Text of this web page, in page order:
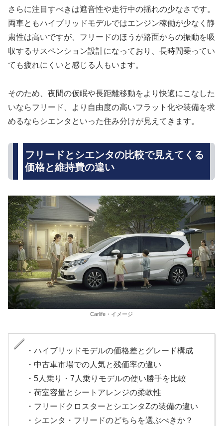
さらに注目すべきは遮音性や走行中の揺れの少なさです。
両車ともハイブリッドモデルではエンジン稼働が少なく静
粛性は高いですが、フリードのほうが路面からの振動を吸
収するサスペンション設計になっており、長時間乗ってい
ても疲れにくいと感じる人もいます。
そのため、夜間の仮眠や長距離移動をより快適にこなした
いならフリード、より自由度の高いフラット化や装備を求
めるならシエンタといった住み分けが見えてきます。
フリードとシエンタの比較で見えてくる
価格と維持費の違い
Carlife・イメージ
・ハイブリッドモデルの価格差とグレード構成
・中古車市場での人気と残価率の違い
・5人乗り・7人乗りモデルの使い勝手を比較
・荷室容量とシートアレンジの柔軟性
・フリードクロスターとシエンタZの装備の違い
・シエンタ・フリードのどちらを選ぶべきか？